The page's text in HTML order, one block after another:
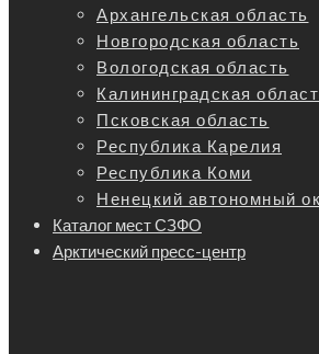
Архангельская область
Новгородская область
Вологодская область
Калининградская
Псковская область
Республика Карелия
Республика Коми
Ненецкий автономный
Каталог мест СЗФО
Арктический пресс-центр